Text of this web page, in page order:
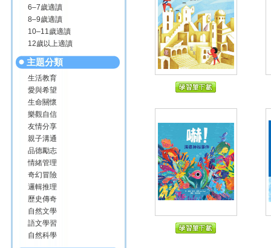
6–7歲適讀
8–9歲適讀
10–11歲適讀
12歲以上適讀
主題分類
生活教育
愛與希望
生命關懷
樂觀自信
友情分享
親子溝通
品德勵志
情緒管理
奇幻冒險
邏輯推理
歷史傳奇
自然文學
語文學習
自然科學